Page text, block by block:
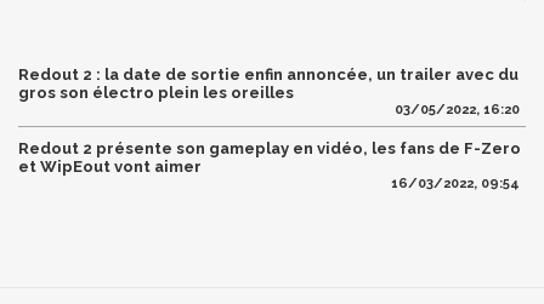
Redout 2 : la date de sortie enfin annoncée, un trailer avec du
gros son électro plein les oreilles
03/05/2022, 16:20
Redout 2 présente son gameplay en vidéo, les fans de F-Zero
et WipEout vont aimer
16/03/2022, 09:54